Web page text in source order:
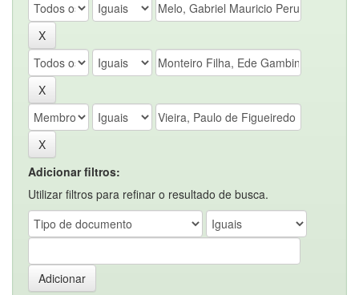
Adicionar filtros:
Utilizar filtros para refinar o resultado de busca.